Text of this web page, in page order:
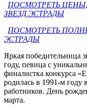
ПОСМОТРЕТЬ
ЗВЕЗД ЭСТРАДЫ
ПОСМОТРЕТЬ
ЭСТРАДЫ
Яркая победительница
году, певица с
финалистка конкурса
родилась в 1991-м году
работников. День
марта.